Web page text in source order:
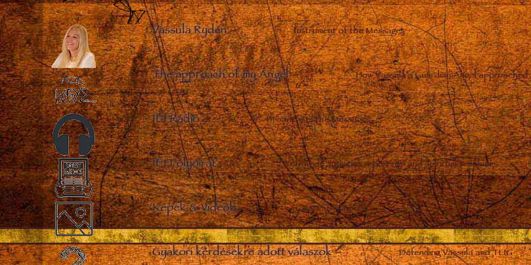
Vassula Rydén– Instrument of the Messages
The approach of my Angel– How Vassula’s Guardian Angel
IÉI Rádió– Broadcasts the Messages
IÉI Folyóirat– Worldwide activities reportings and spiritual teachings
Képek & Videók– Various material
Gyakori kérdésekre adott válaszok– Defending Vassula and TLIG